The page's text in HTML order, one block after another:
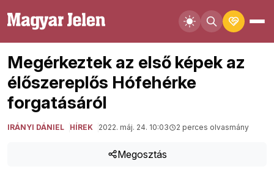
Megérkeztek az első képek az
élőszereplős Hófehérke
forgatásáról
IRÁNYI DÁNIEL HÍREK 2022. máj. 24. 10:03 2 perces olvasmány
Megosztás